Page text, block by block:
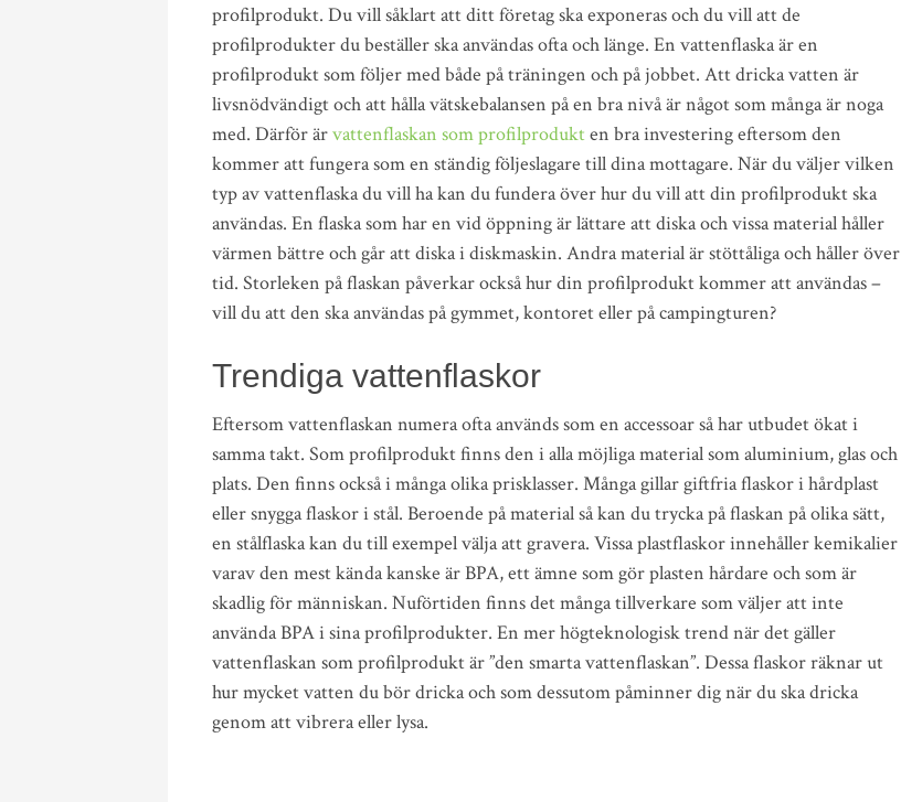
profilprodukt. Du vill såklart att ditt företag ska exponeras och du vill att de
profilprodukter du beställer ska användas ofta och länge. En vattenflaska är en
profilprodukt som följer med både på träningen och på jobbet. Att dricka vatten är
livsnödvändigt och att hålla vätskebalansen på en bra nivå är något som många är noga
med. Därför ärvattenflaskan som profilprodukten bra investering eftersom den
kommer att fungera som en ständig följeslagare till dina mottagare. När du väljer vilken
typ av vattenflaska du vill ha kan du fundera över hur du vill att din profilprodukt ska
användas. En flaska som har en vid öppning är lättare att diska och vissa material håller
värmen bättre och går att diska i diskmaskin. Andra material är stöttåliga och håller över
tid. Storleken på flaskan påverkar också hur din profilprodukt kommer att användas –
vill du att den ska användas på gymmet, kontoret eller på campingturen?
Trendiga vattenflaskor
Eftersom vattenflaskan numera ofta används som en accessoar så har utbudet ökat i
samma takt. Som profilprodukt finns den i alla möjliga material som aluminium, glas och
plats. Den finns också i många olika prisklasser. Många gillar giftfria flaskor i hårdplast
eller snygga flaskor i stål. Beroende på material så kan du trycka på flaskan på olika sätt,
en stålflaska kan du till exempel välja att gravera. Vissa plastflaskor innehåller kemikalier
varav den mest kända kanske är BPA, ett ämne som gör plasten hårdare och som är
skadlig för människan. Nuförtiden finns det många tillverkare som väljer att inte
använda BPA i sina profilprodukter. En mer högteknologisk trend när det gäller
vattenflaskan som profilprodukt är ”den smarta vattenflaskan”. Dessa flaskor räknar ut
hur mycket vatten du bör dricka och som dessutom påminner dig när du ska dricka
genom att vibrera eller lysa.